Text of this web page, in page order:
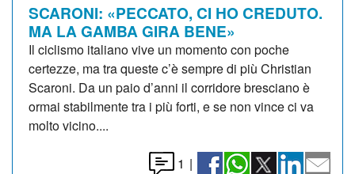
SCARONI: «PECCATO, CI HO CREDUTO.
MA LA GAMBA GIRA BENE»
Il ciclismo italiano vive un momento con poche
certezze, ma tra queste c’è sempre di più Christian
Scaroni. Da un paio d’anni il corridore bresciano è
ormai stabilmente tra i più forti, e se non vince ci va
molto vicino....
1 |